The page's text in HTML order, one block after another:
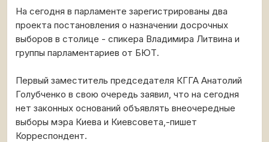
На сегодня в парламенте зарегистрированы два
проекта постановления о назначении досрочных
выборов в столице - спикера Владимира Литвина и
группы парламентариев от БЮТ.
Первый заместитель председателя КГГА Анатолий
Голубченко в свою очередь заявил, что на сегодня
нет законных оснований объявлять внеочередные
выборы мэра Киева и Киевсовета,-пишет
Корреспондент.